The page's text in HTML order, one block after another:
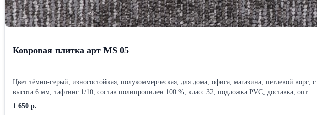
Ковровая плитка арт MS 05
Цвет тёмно-серый, износостойкая, полукоммерческая, для дома, офиса, магазина, петлевой
высота 6 мм, тафтинг 1/10, состав полипропилен 100 %, класс 32, подложка PVC, доставка, опт.
1 650 р.